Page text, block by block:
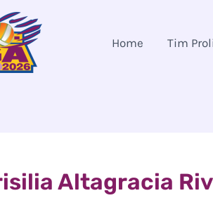
Home Tim
Altagracia